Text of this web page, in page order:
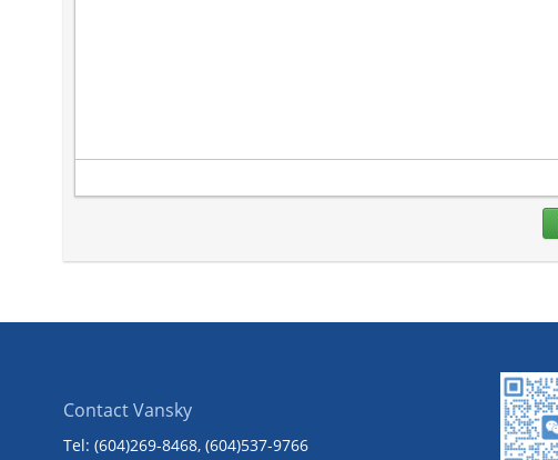
Contact Vansky
Tel: (604)269-8468, (604)537-9766